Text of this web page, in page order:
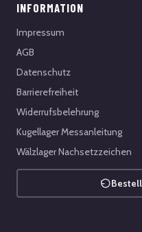
INFORMATION
Impressum
AGB
Datenschutz
Barrierefreiheit
Widerrufsbelehrung
Kugellager Messanleitung
Wälzlager Nachsetzzeichen